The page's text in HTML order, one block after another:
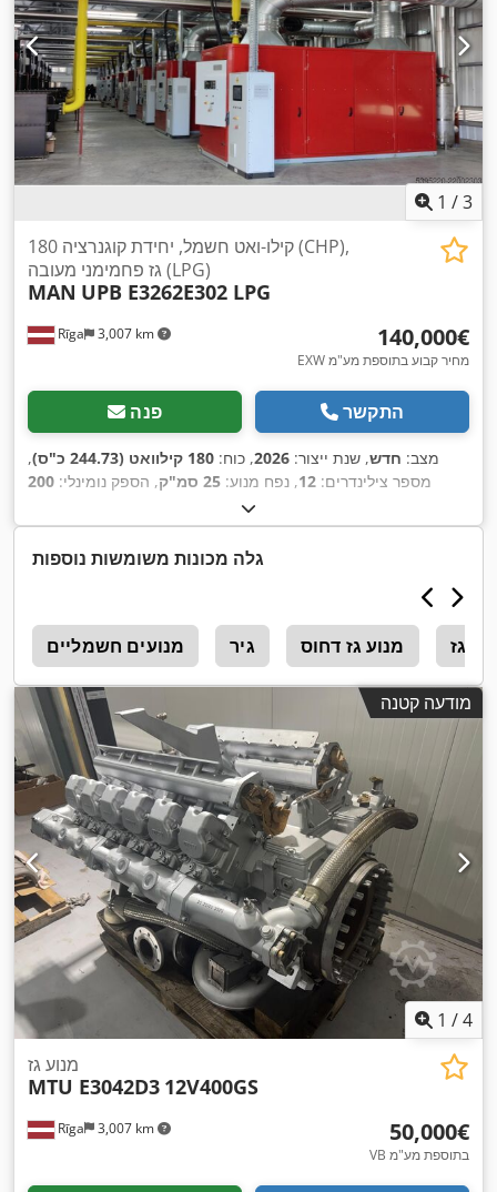
1 /3
Rīga 3,007 km
180 קילו-ואט חשמל, יחידת קוגנרציה (CHP),
גז פחמימני מעובה (LPG)
MAN UPB E3262E302 LPG
‏140,000 ‏€
EXW מחיר קבוע בתוספת מע"מ
פנה התקשר
מצב: חדש, שנת ייצור: 2026, כוח: 180 קילוואט (244.73 כ"ס)
,
מספר צילינדרים: 12, נפח מנוע: 25 סמ"ק , הספק נומינלי: 200
גלה מכונות משומשות נוספות
מנועים חשמליים גיר מנוע גז דחוס גז
מודעה קטנה
1 /4
Rīga 3,007 km
מנוע גז
MTU E3042D3 12V400GS
‏50,000 ‏€
VB בתוספת מע"מ